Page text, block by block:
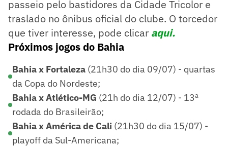
passeio pelo bastidores da Cidade Tricolor e
traslado no ônibus oficial do clube. O torcedor
que tiver interesse, pode clicar aqui.
Próximos jogos do Bahia
Bahia x Fortaleza (21h30 do dia 09/07) - quartas
da Copa do Nordeste;
Bahia x Atlético-MG (21h do dia 12/07) - 13ª
rodada do Brasileirão;
Bahia x América de Cali (21h30 do dia 15/07) -
playoff da Sul-Americana;